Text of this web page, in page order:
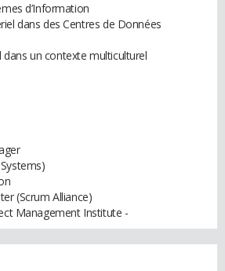
d’Information
dans des Centres de Données
dans un contexte multiculturel
(Scrum Alliance)
Management Institute -